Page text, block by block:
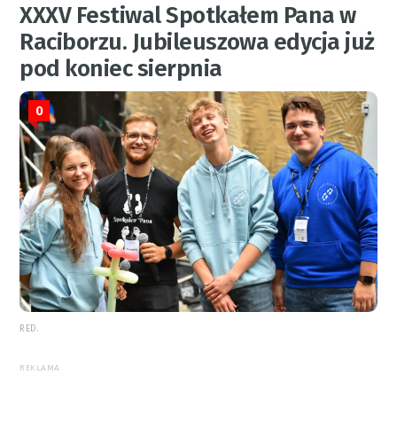
XXXV Festiwal Spotkałem Pana w
Raciborzu. Jubileuszowa edycja już
pod koniec sierpnia
0
RED.
REKLAMA